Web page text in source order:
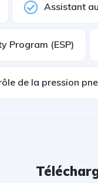
Assistant
Program (ESP)
de la pression